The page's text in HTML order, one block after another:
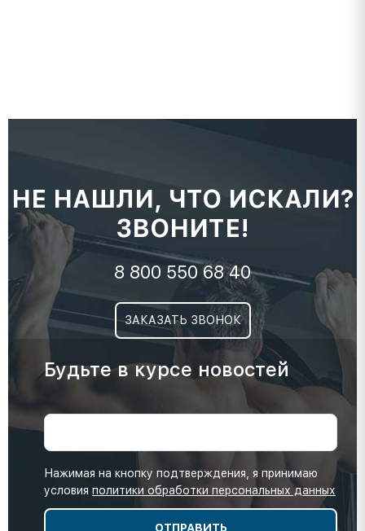
НЕ НАШЛИ, ЧТО ИСКАЛИ?
ЗВОНИТЕ!
8 800 550 68 40
ЗАКАЗАТЬ ЗВОНОК
Будьте в курсе новостей
Нажимая на кнопку подтверждения, я принимаю
условия политики обработки персональных данных